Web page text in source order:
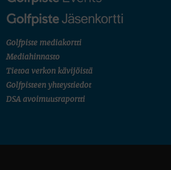
Golfpiste mediakortti
Mediahinnasto
Tietoa verkon kävijöistä
Golfpisteen yhteystiedot
DSA avoimuusraportti